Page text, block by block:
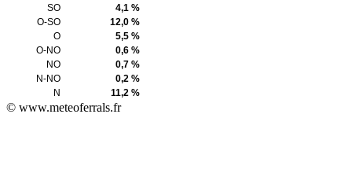
SO
4,1 %
O-SO
12,0 %
O
5,5 %
O-NO
0,6 %
NO
0,7 %
N-NO
0,2 %
N
11,2 %
© www.meteoferrals.fr